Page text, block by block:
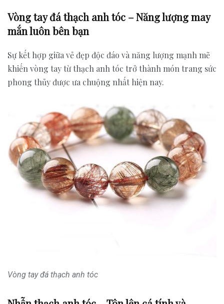
Vòng tay đá thạch anh tóc – Năng lượng may
mắn luôn bên bạn
Sự kết hợp giữa vẻ đẹp độc đáo và năng lượng mạnh mẽ
khiến vòng tay từ thạch anh tóc trở thành món trang sức
phong thủy được ưa chuộng nhất hiện nay.
Vòng tay đá thạch anh tóc